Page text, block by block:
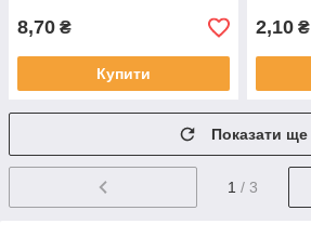
8,70 ₴
Купити
2,10 ₴
Показати ще
1 / 3